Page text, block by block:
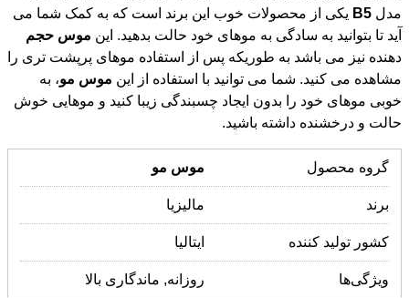
مدل B5 یکی از محصولات خوب این برند است که به کمک شما می
آید تا بتوانید به سادگی به موهای خود حالت بدهید. این موس حجم
دهنده نیز می باشد به طوریکه پس از استفاده موهای پرپشت تری را
مشاهده می کنید. شما می توانید با استفاده از این موس مو، به
خوبی موهای خود را بدون ایجاد چسبندگی زیبا کنید و موهایی خوش
حالت و درخشنده داشته باشيد.
گروه محصول موس مو
برند مالیزیا
کشور تولید کننده ایتالیا
ویژگی‌ها روزانه, ماندگاری بالا